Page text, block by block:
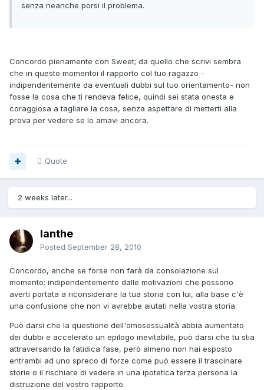
senza neanche porsi il problema.
Concordo pienamente con Sweet; da quello che scrivi sembra
che in questo momentoi il rapporto col tuo ragazzo -
indipendentemente da eventuali dubbi sul tuo orientamento- non
fosse la cosa che ti rendeva felice, quindi sei stata onesta e
coraggiosa a tagliare la cosa, senza aspettare di metterti alla
prova per vedere se lo amavi ancora.
Quote
2 weeks later...
Ianthe
Posted September 28, 2010
Concordo, anche se forse non farà da consolazione sul
momento: indipendentemente dalle motivazioni che possono
averti portata a riconsiderare la tua storia con lui, alla base c'è
una confusione che non vi avrebbe aiutati nella vostra storia.
Può darsi che la questione dell'omosessualità abbia aumentato
dei dubbi e accelerato un epilogo inevitabile, può darsi che tu stia
attraversando la fatidica fase, però almeno non hai esposto
entrambi ad uno spreco di forze come può essere il trascinare
storie o il rischiare di vedere in una ipotetica terza persona la
distruzione del vostro rapporto.